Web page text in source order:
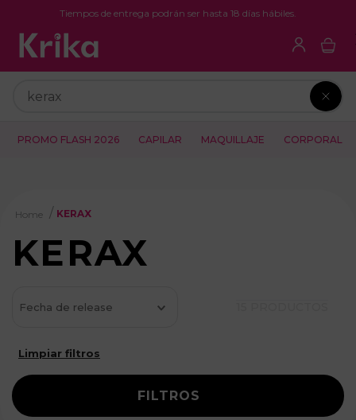
Tiempos de entrega podrán ser hasta 18 días hábiles.
PROMO FLASH 2026 CAPILAR MAQUILLAJE CORPORAL
KERAX
KERAX
Fecha de release
FILTROS